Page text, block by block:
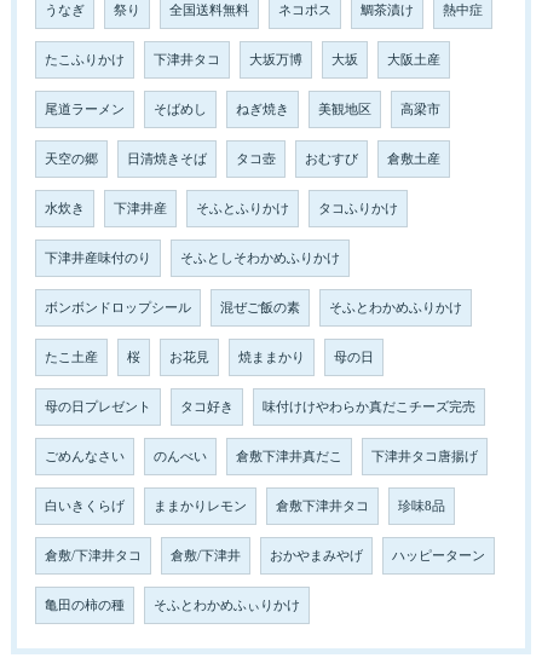
うなぎ 祭り 全国送料無料 ネコポス 鯛茶漬け 熱中症
たこふりかけ 下津井タコ 大坂万博 大坂 大阪土産
尾道ラーメン そばめし ねぎ焼き 美観地区 高梁市
天空の郷 日清焼きそば タコ壺 おむすび 倉敷土産
水炊き 下津井産 そふとふりかけ タコふりかけ
下津井産味付のり そふとしそわかめふりかけ
ボンボンドロップシール 混ぜご飯の素 そふとわかめふりかけ
たこ土産 桜 お花見 焼ままかり 母の日
母の日プレゼント タコ好き 味付けけやわらか真だこチーズ完売
ごめんなさい のんべい 倉敷下津井真だこ 下津井タコ唐揚げ
白いきくらげ ままかりレモン 倉敷下津井タコ 珍味8品
倉敷/下津井タコ 倉敷/下津井 おかやまみやげ ハッピーターン
亀田の柿の種 そふとわかめふぃりかけ